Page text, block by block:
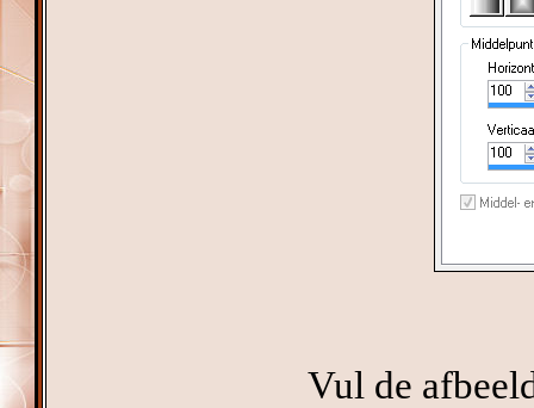
Vul de